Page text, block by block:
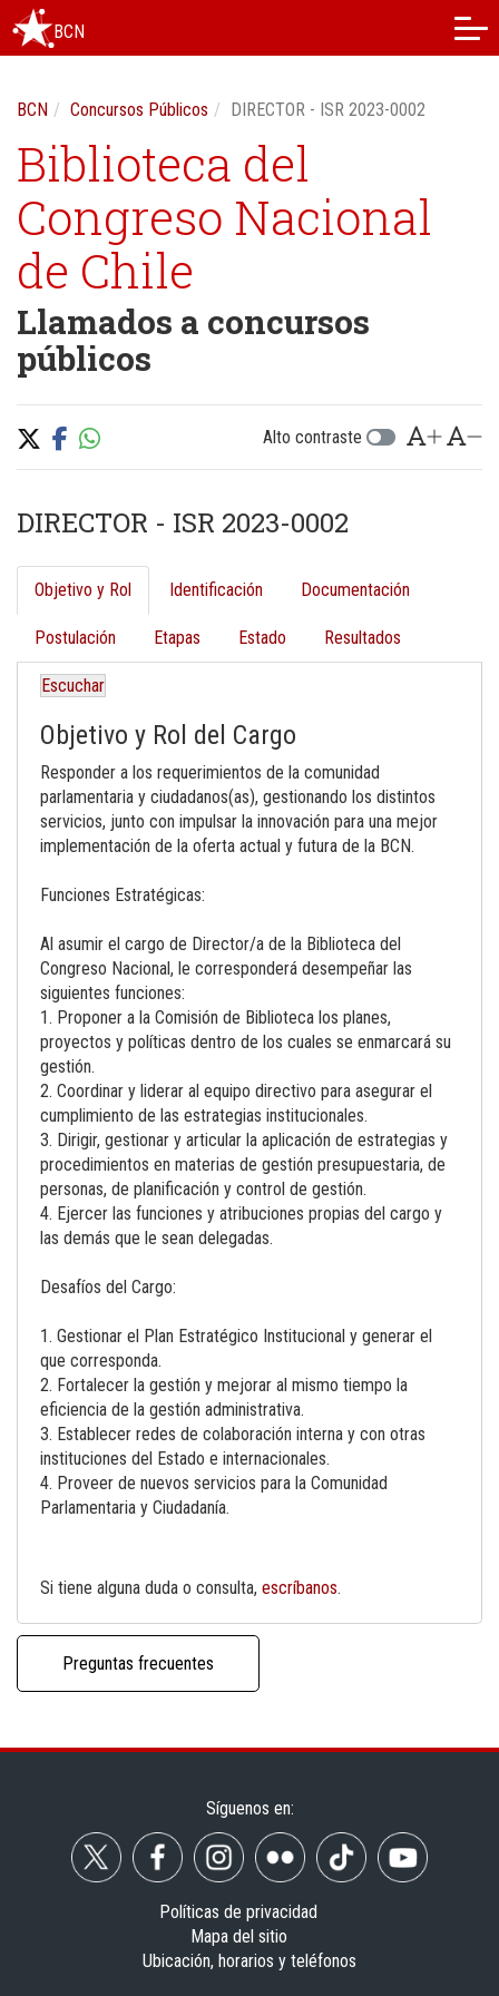
BCN
BCN Concursos Públicos DIRECTOR - ISR 2023-0002
Biblioteca del
Congreso Nacional
de Chile
Llamados a concursos
públicos
Alto contraste
DIRECTOR - ISR 2023-0002
Objetivo y Rol Identificación Documentación
Postulación Etapas Estado Resultados
Escuchar
Objetivo y Rol del Cargo
Responder a los requerimientos de la comunidad
parlamentaria y ciudadanos(as), gestionando los distintos
servicios, junto con impulsar la innovación para una mejor
implementación de la oferta actual y futura de la BCN.
Funciones Estratégicas:
Al asumir el cargo de Director/a de la Biblioteca del
Congreso Nacional, le corresponderá desempeñar las
siguientes funciones:
1. Proponer a la Comisión de Biblioteca los planes,
proyectos y políticas dentro de los cuales se enmarcará su
gestión.
2. Coordinar y liderar al equipo directivo para asegurar el
cumplimiento de las estrategias institucionales.
3. Dirigir, gestionar y articular la aplicación de estrategias y
procedimientos en materias de gestión presupuestaria, de
personas, de planificación y control de gestión.
4. Ejercer las funciones y atribuciones propias del cargo y
las demás que le sean delegadas.
Desafíos del Cargo:
1. Gestionar el Plan Estratégico Institucional y generar el
que corresponda.
2. Fortalecer la gestión y mejorar al mismo tiempo la
eficiencia de la gestión administrativa.
3. Establecer redes de colaboración interna y con otras
instituciones del Estado e internacionales.
4. Proveer de nuevos servicios para la Comunidad
Parlamentaria y Ciudadanía.
Si tiene alguna duda o consulta, escríbanos.
Preguntas frecuentes
Síguenos en:
Políticas de privacidad
Mapa del sitio
Ubicación, horarios y teléfonos